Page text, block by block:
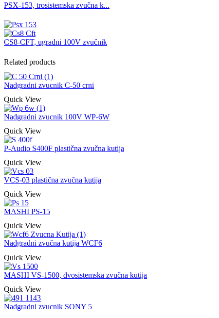
PSX-153, trosistemska zvučna k...
CS8-CFT, ugradni 100V zvučnik
Related products
Nadgradni zvucnik C-50 crni
Quick View
Nadgradni zvucnik 100V WP-6W
Quick View
P-Audio S400F plastična zvučna kutija
Quick View
VCS-03 plastična zvučna kutija
Quick View
MASHI PS-15
Quick View
Nadgradni zvučna kutija WCF6
Quick View
MASHI VS-1500, dvosistemska zvučna kutija
Quick View
Nadgradni zvucnik SONY 5